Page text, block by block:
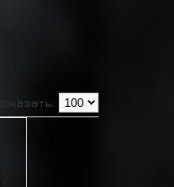
Показать: